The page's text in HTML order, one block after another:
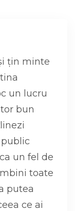
țin minte
un lucru
bun
un fel de
toate
putea
ce ai